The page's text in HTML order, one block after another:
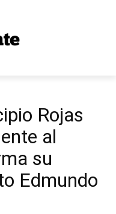
Rojas
al
su
Edmundo